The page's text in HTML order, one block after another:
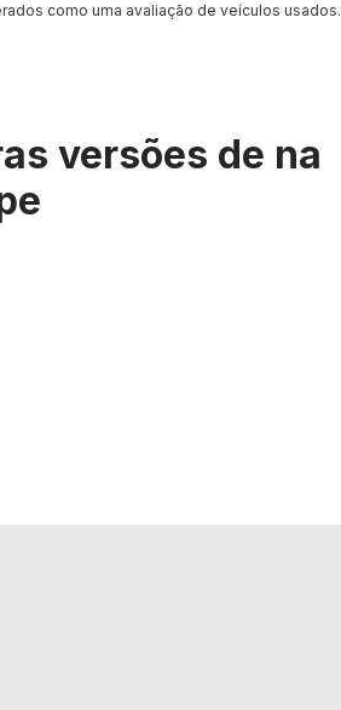
como uma avaliação de veículos usados.
versões de na